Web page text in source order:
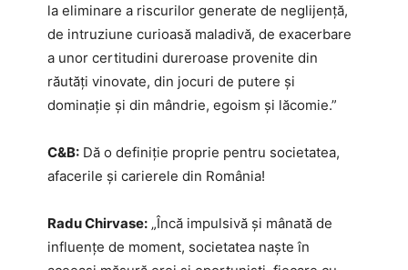
la eliminare a riscurilor generate de neglijență,
de intruziune curioasă maladivă, de exacerbare
a unor certitudini dureroase provenite din
răutăți vinovate, din jocuri de putere și
dominație și din mândrie, egoism și lăcomie.”
C&B: Dă o definiție proprie pentru societatea,
afacerile și carierele din România!
Radu Chirvase: „Încă impulsivă și mânată de
influențe de moment, societatea naște în